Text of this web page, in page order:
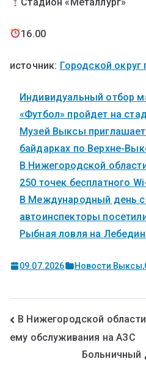
16.00
источник: Городской
Индивидуальный отбор
«Футбол» пройдет на
Музей Выксы
байдарках по Верхне-
В Нижегородской
250 точек бесплатного
В Международный день
автоинспекторы
Рыбная ловля на
09.07.2026 Новости Выксы,
В Нижегородской
ему обслуживания на АЗС
Больничный